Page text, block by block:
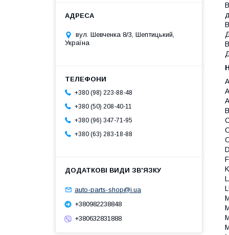
вул. Шевченка 8/3, Шептицький,
Україна
+380 (98) 223-88-48
+380 (50) 208-40-11
+380 (96) 347-71-95
+380 (63) 283-18-88
auto-parts-shop@i.ua
+380982238848
+380632831888